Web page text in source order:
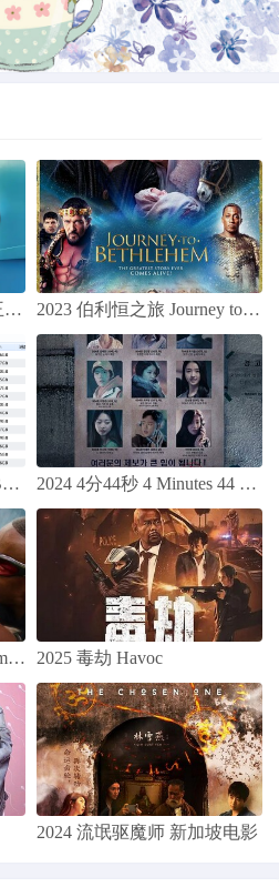
下一篇
2024年 倾听者 The Listener
2020 露西·希姆斯和和平王子 / Lucy Shimmers and the Prince of Peace 2023 伯利恒之旅 Journey to Bethlehem 基督教电影
经典高清电影合集 170G BT种子下载 2024 4分44秒 4 Minutes 44 Seconds
2024 美国队长4/Captain America 4/Captain America: New World Order/美国队长：无畏新世界( 2025 毒劫 Havoc
2024 流氓驱魔师 新加坡电影